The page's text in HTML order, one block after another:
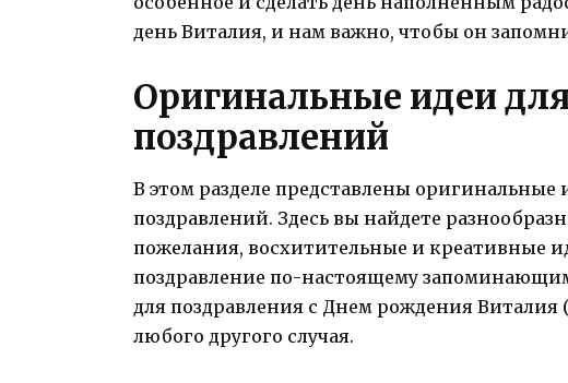
день Виталия, и нам важно, чтобы он
Оригинальные идеи
поздравлений
В этом разделе представлены
поздравлений. Здесь вы найдете
пожелания, восхитительные и креативные
поздравление по-настоящему
для поздравления с Днем рождения Виталия
любого другого случая.